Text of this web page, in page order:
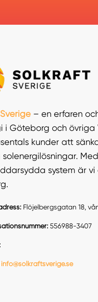
– en erfaren
i Göteborg och
kunder att
system är
Flöjelbergsgatan 18,
556988-3407
info@solkraftsverige.se